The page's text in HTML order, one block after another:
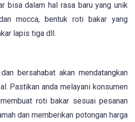
bisa dalam hal rasa baru yang unik
mocca, bentuk roti bakar yang
lapis tiga dll.
bersahabat akan mendatangkan
Pastikan anda melayani konsumen
roti bakar sesuai pesanan
dan memberikan potongan harga